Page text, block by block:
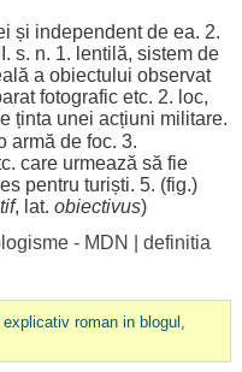
și independentde ea. 2.
s. n. 1. lentilă, sistemde
a obiectului observat
fotograficetc. 2. loc,
ținta unei acțiuni militare.
armă de foc. 3.
care urmează să fie
pentru turiști. 5. (fig.)
, lat. obiectivus)
- MDN
definitia
roman in blogul,